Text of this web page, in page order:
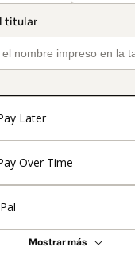
Later
Over Time
Mostrar más